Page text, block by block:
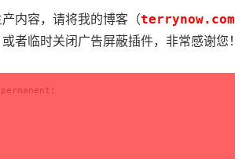
内容，请将我的博客（terrynow.com
者临时关闭广告屏蔽插件，非常感谢您！